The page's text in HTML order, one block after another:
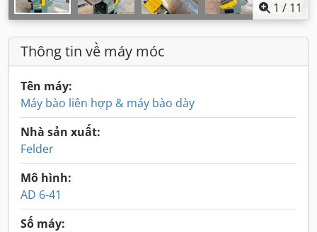
1 / 11
Thông tin về máy móc
Tên máy:
Máy bào liên hợp & máy bào dày
Nhà sản xuất:
Felder
Mô hình:
AD 6-41
Số máy: